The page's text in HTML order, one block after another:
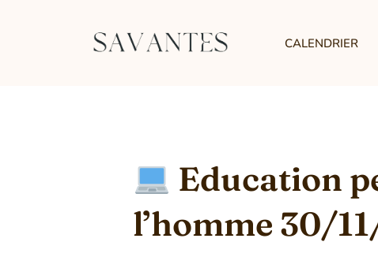
CALENDRIER
Education
l’homme 30/